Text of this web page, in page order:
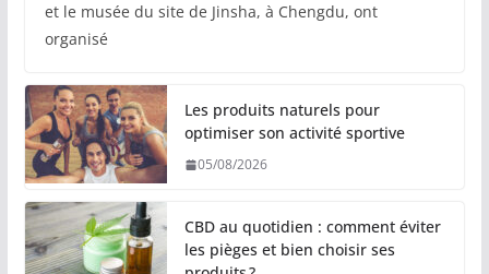
et le musée du site de Jinsha, à Chengdu, ont
organisé
Les produits naturels pour
optimiser son activité sportive
05/08/2026
CBD au quotidien : comment éviter
les pièges et bien choisir ses